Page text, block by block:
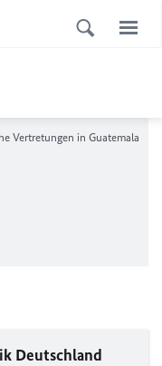
Vertretungen in Guatemala
Deutschland